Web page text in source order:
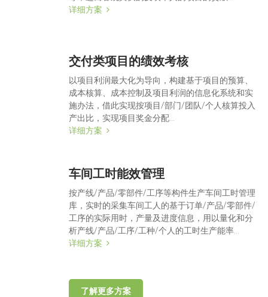
详细方案
交付类项目的绩效考核
以项目利润最大化为导向，构建基于项目的预算、
成本核算、成本控制及项目利润的信息化系统和实
施办法，借此实现按项目/部门/团队/个人核算投入
产出比，实现项目奖金分配...
详细方案
车间工时能效管理
按产线/产品/零部件/工序等构件生产车间工时管理
库，实时的采集车间工人的基于订单/产品/零部件/
工序的实际用时，产量及进度信息，用以量化和分
析产线/产品/工序/工种/个人的工时生产能率...
详细方案
了解更多方案